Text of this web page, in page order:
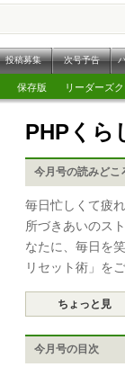
投稿募集 次号予告
保存版 リーダーズ
PHPくら
今月号の読みどこ
毎日忙しくて疲
所づきあいのス
なたに、毎日を
リセット術」を
ちょっと見
今月号の目次